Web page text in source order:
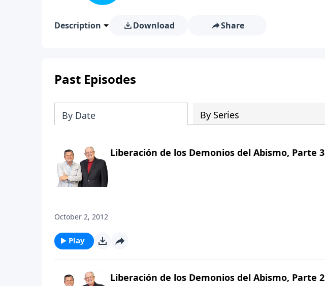
Description Download Share
Past Episodes
By Date By Series
Liberación de los Demonios del Abismo, Parte 3
October 2, 2012
Play
Liberación de los Demonios del Abismo, Parte 2